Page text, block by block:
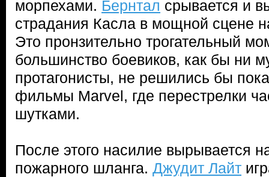
морпехами. Бернтал срывается и
страдания Касла в мощной сцене
Это пронзительно трогательный
большинство боевиков, как бы ни
протагонисты, не решились бы
фильмы Marvel, где перестрелки
шутками.
После этого насилие вырывается
пожарного шланга. Джудит Лайт